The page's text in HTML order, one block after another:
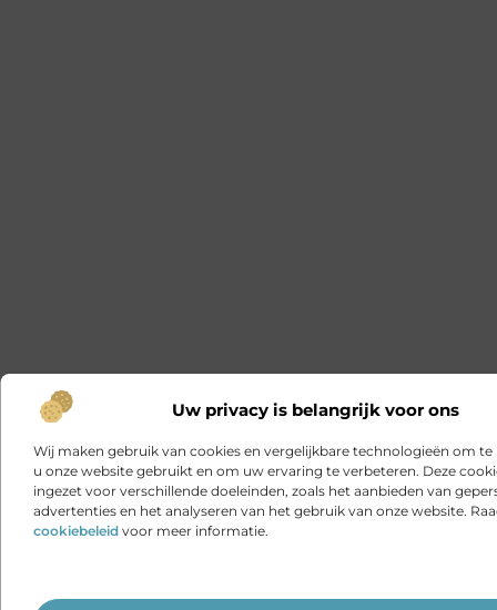
Uw privacy is belangrijk voor ons
Wij maken gebruik van cookies en vergelijkbare technologieën om te
u onze website gebruikt en om uw ervaring te verbeteren. Deze
ingezet voor verschillende doeleinden, zoals het aanbieden van
advertenties en het analyseren van het gebruik van onze website.
cookiebeleid voor meer informatie.